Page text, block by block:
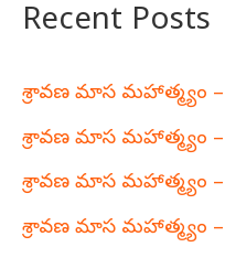
Recent Posts
శ్రావణ మాస మహాత్మ్యం
శ్రావణ మాస మహాత్మ్యం
శ్రావణ మాస మహాత్మ్యం
శ్రావణ మాస మహాత్మ్యం